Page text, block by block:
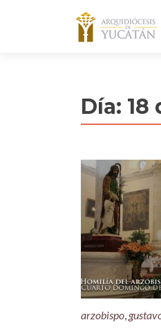
Día: 18
arzobispo,